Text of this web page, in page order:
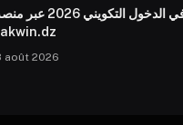
التسجيل في الدخول التكويني 2026
août 2026